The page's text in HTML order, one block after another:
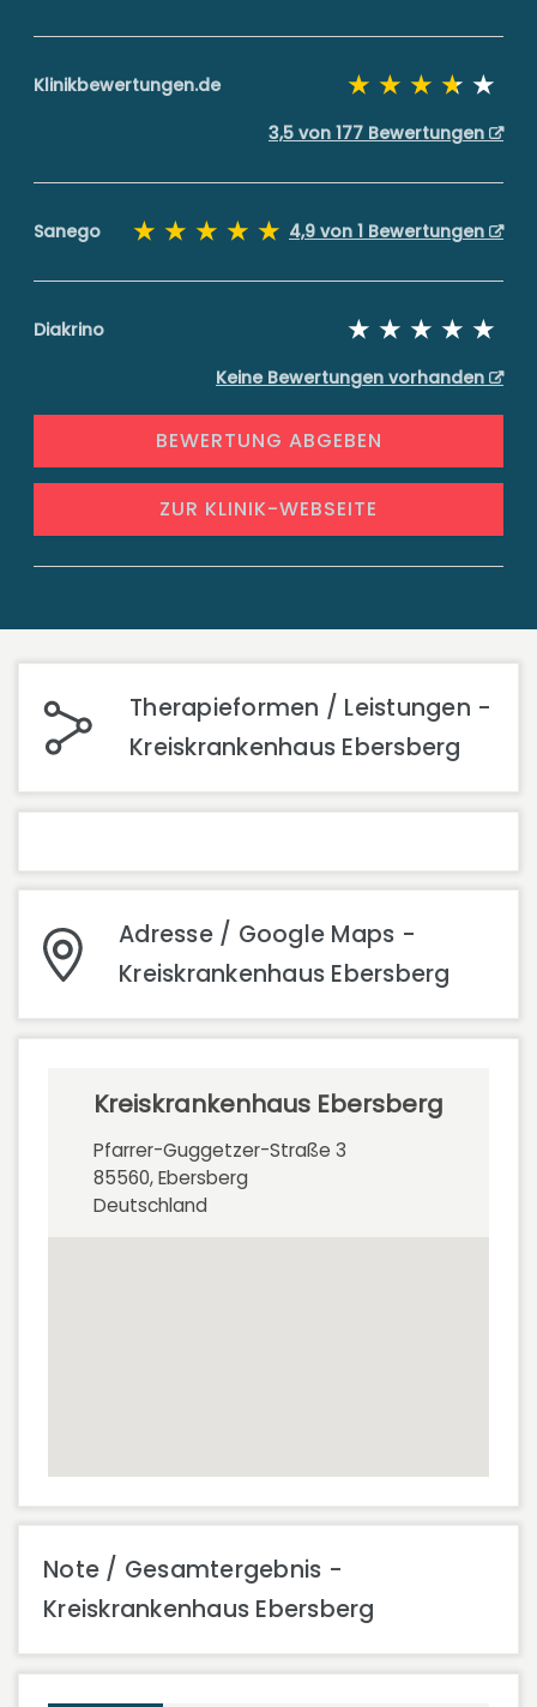
Klinikbewertungen.de
3,5 von 177 Bewertungen
Sanego 4,9 von 1 Bewertungen
Diakrino
Keine Bewertungen vorhanden
BEWERTUNG ABGEBEN
ZUR KLINIK-WEBSEITE
Therapieformen / Leistungen -
Kreiskrankenhaus Ebersberg
Adresse / Google Maps -
Kreiskrankenhaus Ebersberg
Kreiskrankenhaus Ebersberg
Pfarrer-Guggetzer-Straße 3
85560, Ebersberg
Deutschland
Note / Gesamtergebnis -
Kreiskrankenhaus Ebersberg